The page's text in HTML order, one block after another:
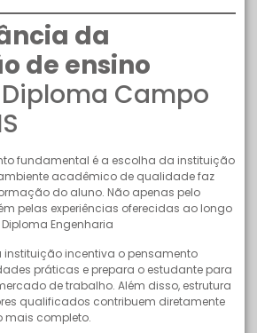
da
de ensino
Campo
fundamental é a escolha da instituição
acadêmico de qualidade faz
do aluno. Não apenas pelo
pelas experiências oferecidas ao longo
Engenharia
instituição incentiva o pensamento
práticas e prepara o estudante para
de trabalho. Além disso, estrutura
qualificados contribuem diretamente
mais completo.